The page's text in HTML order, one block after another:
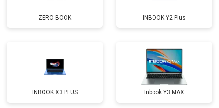
Замена оперативной памяти от 1100 ₽ Заказать
Прошивка BIOS от 1500 ₽ Заказать
Ремонт петель от 3990 ₽ Заказать
ZERO BOOK INBOOK Y2 Plus
INBOOK X3 PLUS Inbook Y3 MAX